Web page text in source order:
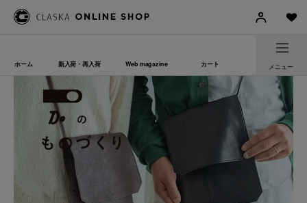
ホーム 新入荷・再入荷 Web magazine カート メニュー